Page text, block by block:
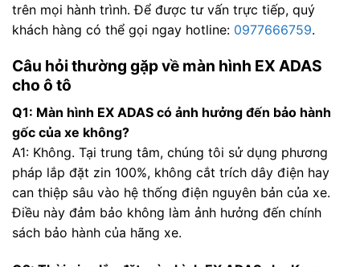
trên mọi hành trình. Để được tư vấn trực tiếp, quý
khách hàng có thể gọi ngay hotline: 0977666759.
Câu hỏi thường gặp về màn hình EX ADAS
cho ô tô
Q1: Màn hình EX ADAS có ảnh hưởng đến bảo hành
gốc của xe không?
A1: Không. Tại trung tâm, chúng tôi sử dụng phương
pháp lắp đặt zin 100%, không cắt trích dây điện hay
can thiệp sâu vào hệ thống điện nguyên bản của xe.
Điều này đảm bảo không làm ảnh hưởng đến chính
sách bảo hành của hãng xe.